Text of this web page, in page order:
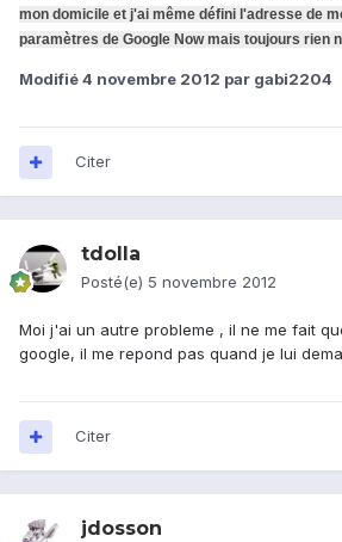
mon domicile et j'ai même défini l'adresse de
paramètres de Google Now mais toujours rien
Modifié4 novembre 2012 par gabi2204
Citer
tdolla
Posté(e) 5 novembre 2012
Moi j'ai un autre probleme , il ne me fait
google, il me repond pas quand je lui
Citer
jdosson